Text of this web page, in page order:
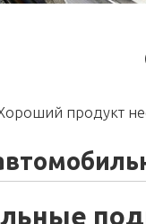
продукт